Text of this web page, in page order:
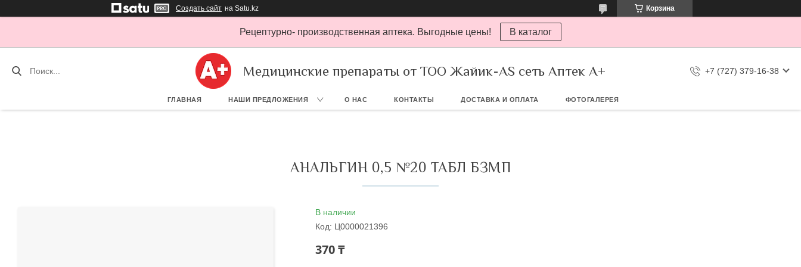
Создать сайт на Satu.kz Корзина
Рецептурно- производственная аптека. Выгодные цены! В каталог
Медицинские препараты от ТОО Жайик-AS сеть Аптек А+ +7 (727) 379-16-38
ГЛАВНАЯ НАШИ ПРЕДЛОЖЕНИЯ О НАС КОНТАКТЫ ДОСТАВКА И ОПЛАТА ФОТОГАЛЕРЕЯ
АНАЛЬГИН 0,5 №20 ТАБЛ БЗМП
В наличии
Код: Ц0000021396
370 ₸